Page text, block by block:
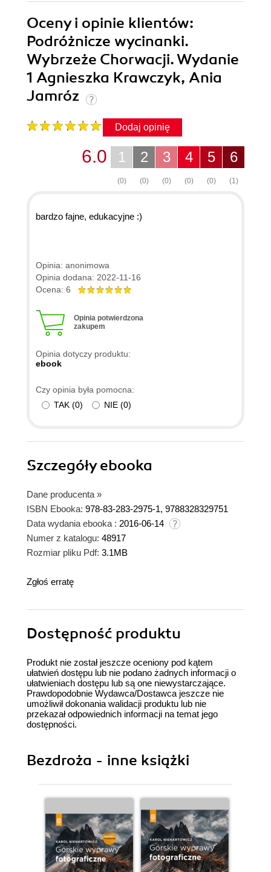
Oceny i opinie klientów:
Podróżnicze wycinanki.
Wybrzeże Chorwacji. Wydanie
1 Agnieszka Krawczyk, Ania
Jamróz
Dodaj opinię
6
(1)
5
(0)
4
(0)
3
(0)
2
(0)
1
(0)
6.0
bardzo fajne, edukacyjne :)
Opinia: anonimowa
Opinia dodana: 2022-11-16
Ocena: 6
Opinia potwierdzona
zakupem
Opinia dotyczy produktu:
ebook
Czy opinia była pomocna:
TAK (0) NIE (0)
Szczegółyebooka
Dane producenta »
ISBN Ebooka: 978-83-283-2975-1, 9788328329751
Data wydania ebooka : 2016-06-14
Numer z katalogu: 48917
Rozmiar pliku Pdf: 3.1MB
Zgłoś erratę
Dostępność produktu
Produkt nie został jeszcze oceniony pod kątem
ułatwień dostępu lub nie podano żadnych informacji o
ułatwieniach dostępu lub są one niewystarczające.
Prawdopodobnie Wydawca/Dostawca jeszcze nie
umożliwił dokonania walidacji produktu lub nie
przekazał odpowiednich informacji na temat jego
dostępności.
Bezdroża - inne książki